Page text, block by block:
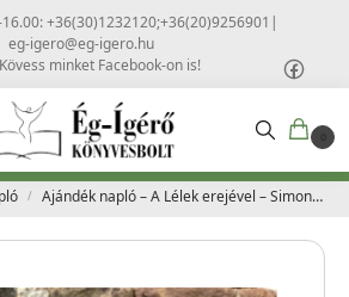
+36(30)1232120;+36(20)9256901 |
eg-igero@eg-igero.hu
Kövess minket Facebook-on is!
0
/ Ajándék napló – A Lélek erejével – Simon András családja